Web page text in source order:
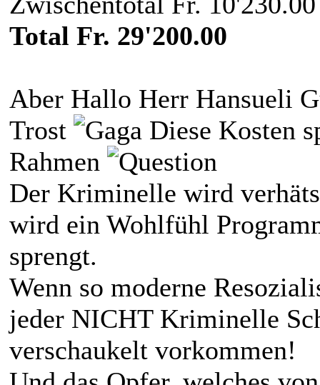
Total Fr. 29'200.00
Aber Hallo Herr Hansueli
Trost
Diese Kosten
Rahmen
Der Kriminelle wird
wird ein Wohlfühl
sprengt.
Wenn so moderne
jeder NICHT Kriminelle
verschaukelt vorkommen!